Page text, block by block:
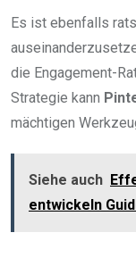
Es ist ebenfalls
die Engagement-
Strategie kann
mächtigen
Siehe auch
entwickeln